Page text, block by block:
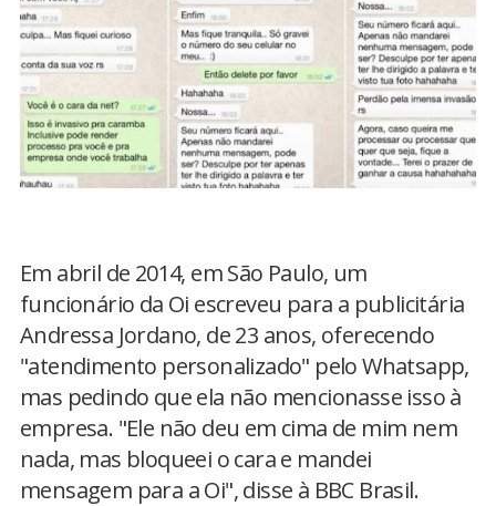
Em abril de 2014, em São Paulo, um
funcionário da Oi escreveu para a publicitária
Andressa Jordano, de 23 anos, oferecendo
"atendimento personalizado" pelo Whatsapp,
mas pedindo que ela não mencionasse isso à
empresa. "Ele não deu em cima de mim nem
nada, mas bloqueei o cara e mandei
mensagem para a Oi", disse à BBC Brasil.